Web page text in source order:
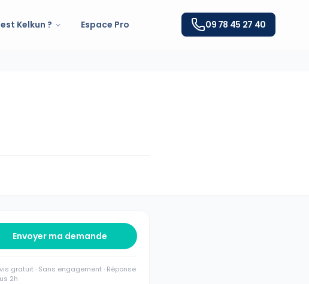
Kelkun ? Espace Pro 09 78 45 27 40
Envoyer ma demande
gratuit · Sans engagement · Réponse
2h